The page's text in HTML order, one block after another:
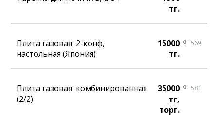
тг.
Плита газовая, 2-конф,
настольная (Япония)
15000
тг.
569
Плита газовая, комбинированная
(2/2)
35000
тг,
торг.
581